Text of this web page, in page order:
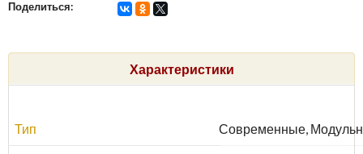
Поделиться:
Характеристики
Тип Современные,